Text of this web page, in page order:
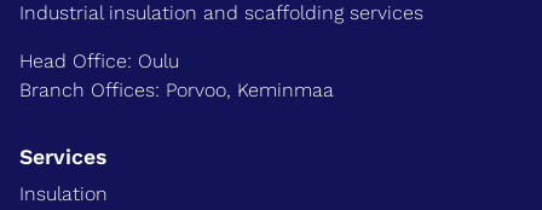
Industrial insulation and scaffolding services
Head Office: Oulu
Branch Offices: Porvoo, Keminmaa
Services
Insulation